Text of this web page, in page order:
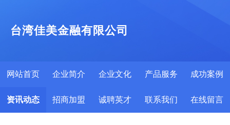
台湾佳美金融有限公司
网站首页 企业简介 企业文化 产品服务 成功案例
资讯动态 招商加盟 诚聘英才 联系我们 在线留言